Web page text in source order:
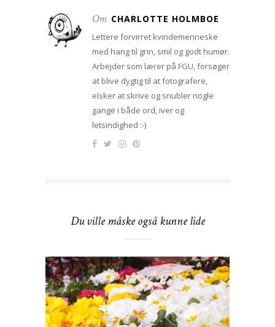
Om CHARLOTTE HOLMBOE
Lettere forvirret kvindemenneske
med hang til grin, smil og godt humør.
Arbejder som lærer på FGU, forsøger
at blive dygtig til at fotografere,
elsker at skrive og snubler nogle
gange i både ord, iver og
letsindighed :-)
Du ville måske også kunne lide